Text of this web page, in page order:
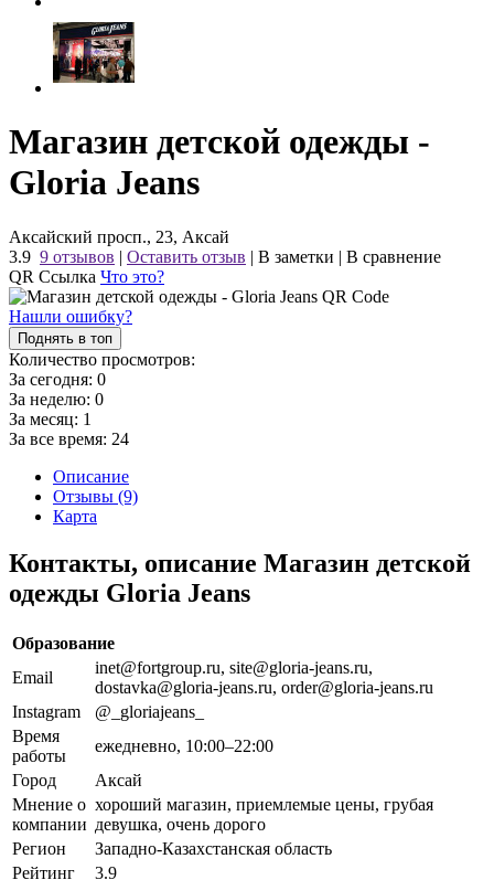
Магазин детской одежды -
Gloria Jeans
Аксайский просп., 23, Аксай
3.9 9 отзывов | Оставить отзыв | В заметки | В сравнение
QR Ссылка Что это?
Нашли ошибку?
Поднять в топ
Количество просмотров:
За сегодня: 0
За неделю: 0
За месяц: 1
За все время: 24
Описание
Отзывы (9)
Карта
Контакты, описание Магазин детской
одежды Gloria Jeans
Образование
Email
inet@fortgroup.ru, site@gloria-jeans.ru,
dostavka@gloria-jeans.ru, order@gloria-jeans.ru
Instagram
@_gloriajeans_
Время
работы
ежедневно, 10:00–22:00
Город
Аксай
Мнение о
компании
хороший магазин, приемлемые цены, грубая
девушка, очень дорого
Регион
Западно-Казахстанская область
Рейтинг
3.9